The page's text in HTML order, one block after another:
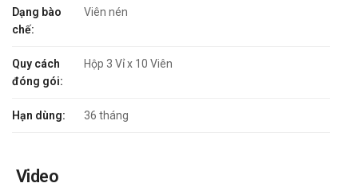
Dạng bào
chế:
Viên nén
Quy cách
đóng gói:
Hộp 3 Vỉ x 10 Viên
Hạn dùng: 36 tháng
Video